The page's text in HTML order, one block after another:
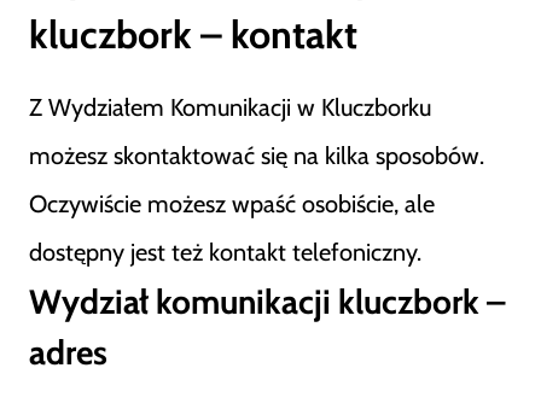
kluczbork – kontakt
Z Wydziałem Komunikacji w Kluczborku
możesz skontaktować się na kilka sposobów.
Oczywiście możesz wpaść osobiście, ale
dostępny jest też kontakt telefoniczny.
Wydział komunikacji kluczbork –
adres